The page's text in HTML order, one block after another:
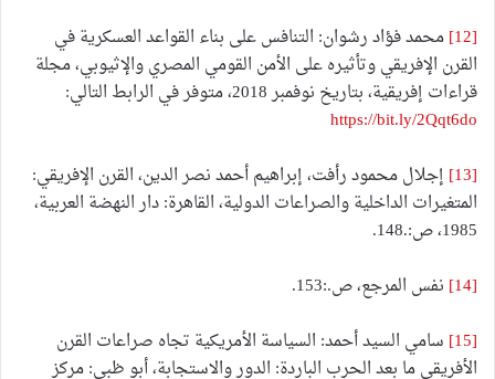
[12]
محمد فؤاد رشوان: التنافس على بناء القواعد العسكرية في
القرن الإفريقي وتأثيره على الأمن القومي المصري والإثيوبي، مجلة
قراءات إفريقية، بتاريخ نوفمبر 2018، متوفر في الرابط التالي:
https://bit.ly/2Qqt6do
[13]
إجلال محمود رأفت، إبراهيم أحمد نصر الدين، القرن الإفريقي:
المتغيرات الداخلية والصراعات الدولية، القاهرة: دار النهضة العربية،
1985، ص:.148.
[14]
نفس المرجع، ص.:153.
[15]
سامي السيد أحمد: السياسة الأمريكية تجاه صراعات القرن
الأفريقي ما بعد الحرب الباردة: الدور والاستجابة، أبو ظبي: مركز